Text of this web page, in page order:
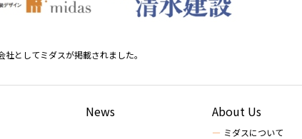
としてミダスが掲載されました。
News About Us
ミダスについて